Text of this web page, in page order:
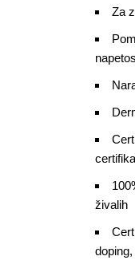
Za
živalih